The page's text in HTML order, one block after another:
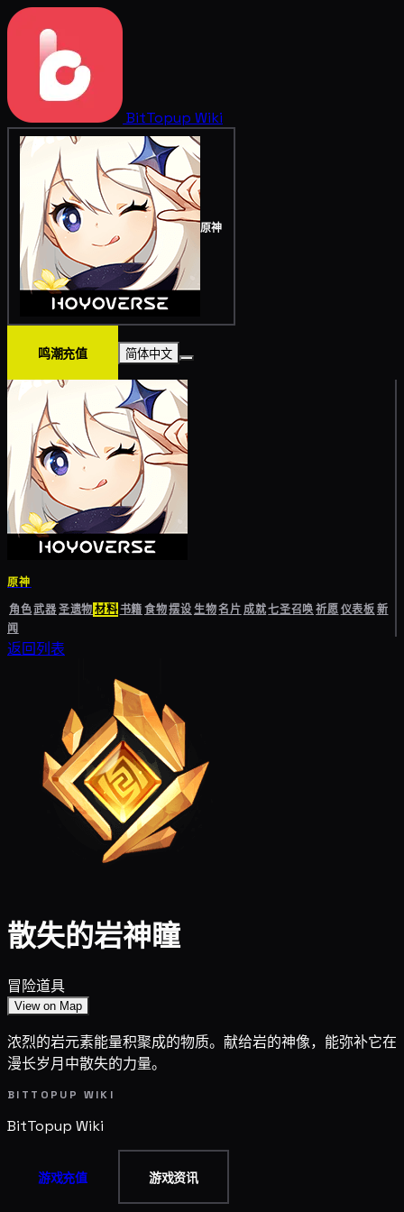
BitTopup Wiki
原神
鸣潮充值 简体中文
原神
角色武器圣遗物材料书籍食物摆设生物名片成就七圣召唤祈愿仪表板新
闻
返回列表
散失的岩神瞳
冒险道具
View on Map
浓烈的岩元素能量积聚成的物质。献给岩的神像，能弥补它在
漫长岁月中散失的力量。
BITTOPUP WIKI
BitTopup Wiki
游戏充值 游戏资讯